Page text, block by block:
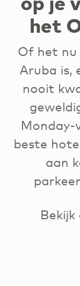
het
Of het nu
Aruba is,
nooit
Monday-
beste
aan